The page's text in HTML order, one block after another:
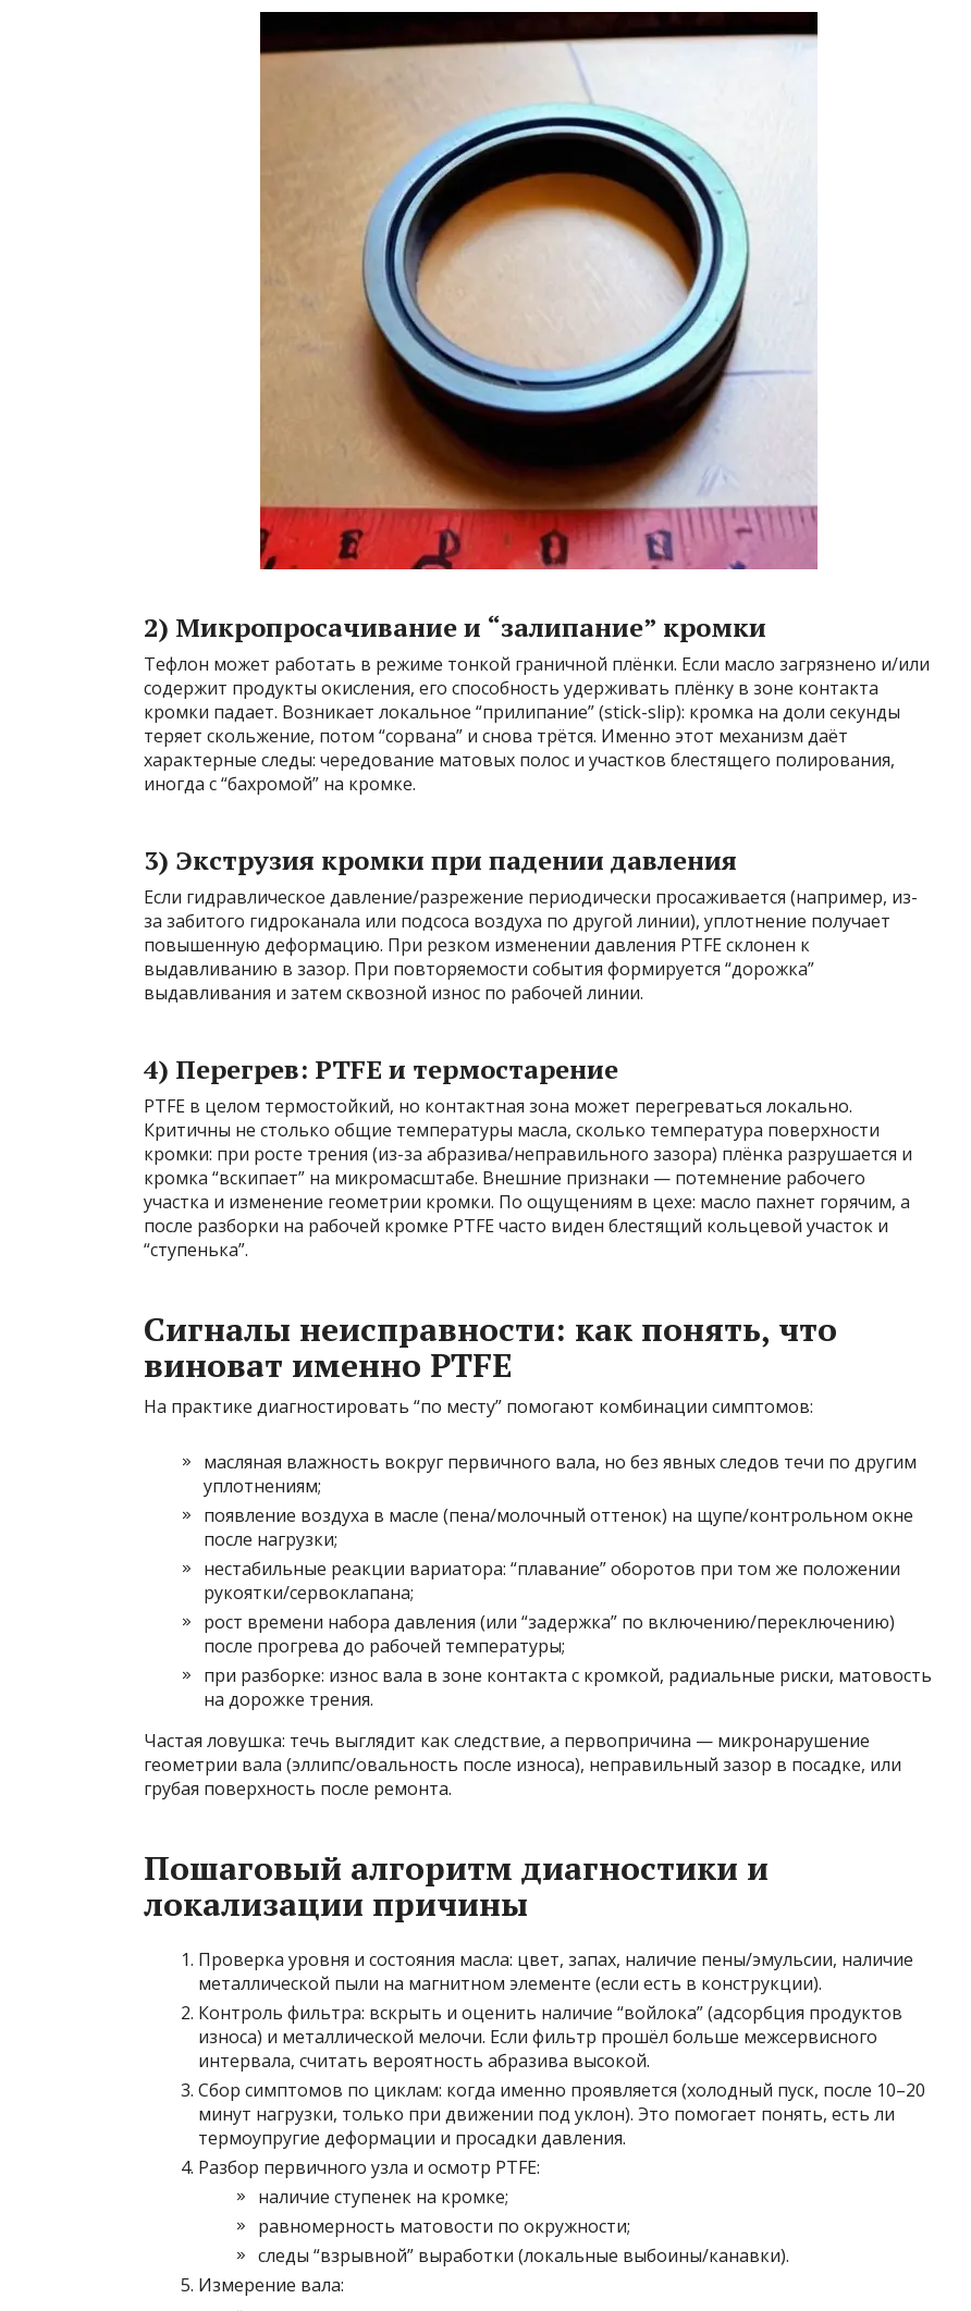
2) Микропросачивание и “залипание” кромки
Тефлон может работать в режиме тонкой граничной плёнки. Если масло загрязнено и/или
содержит продукты окисления, его способность удерживать плёнку в зоне контакта
кромки падает. Возникает локальное “прилипание” (stick-slip): кромка на доли секунды
теряет скольжение, потом “сорвана” и снова трётся. Именно этот механизм даёт
характерные следы: чередование матовых полос и участков блестящего полирования,
иногда с “бахромой” на кромке.
3) Экструзия кромки при падении давления
Если гидравлическое давление/разрежение периодически просаживается (например, из-
за забитого гидроканала или подсоса воздуха по другой линии), уплотнение получает
повышенную деформацию. При резком изменении давления PTFE склонен к
выдавливанию в зазор. При повторяемости события формируется “дорожка”
выдавливания и затем сквозной износ по рабочей линии.
4) Перегрев: PTFE и термостарение
PTFE в целом термостойкий, но контактная зона может перегреваться локально.
Критичны не столько общие температуры масла, сколько температура поверхности
кромки: при росте трения (из-за абразива/неправильного зазора) плёнка разрушается и
кромка “вскипает” на микромасштабе. Внешние признаки — потемнение рабочего
участка и изменение геометрии кромки. По ощущениям в цехе: масло пахнет горячим, а
после разборки на рабочей кромке PTFE часто виден блестящий кольцевой участок и
“ступенька”.
Сигналы неисправности: как понять, что
виноват именно PTFE
На практике диагностировать “по месту” помогают комбинации симптомов:
масляная влажность вокруг первичного вала, но без явных следов течи по другим
уплотнениям;
появление воздуха в масле (пена/молочный оттенок) на щупе/контрольном окне
после нагрузки;
нестабильные реакции вариатора: “плавание” оборотов при том же положении
рукоятки/сервоклапана;
рост времени набора давления (или “задержка” по включению/переключению)
после прогрева до рабочей температуры;
при разборке: износ вала в зоне контакта с кромкой, радиальные риски, матовость
на дорожке трения.
Частая ловушка: течь выглядит как следствие, а первопричина — микронарушение
геометрии вала (эллипс/овальность после износа), неправильный зазор в посадке, или
грубая поверхность после ремонта.
Пошаговый алгоритм диагностики и
локализации причины
Проверка уровня и состояния масла: цвет, запах, наличие пены/эмульсии, наличие
металлической пыли на магнитном элементе (если есть в конструкции).
Контроль фильтра: вскрыть и оценить наличие “войлока” (адсорбция продуктов
износа) и металлической мелочи. Если фильтр прошёл больше межсервисного
интервала, считать вероятность абразива высокой.
Сбор симптомов по циклам: когда именно проявляется (холодный пуск, после 10–20
минут нагрузки, только при движении под уклон). Это помогает понять, есть ли
термоупругие деформации и просадки давления.
Разбор первичного узла и осмотр PTFE:
наличие ступенек на кромке;
равномерность матовости по окружности;
следы “взрывной” выработки (локальные выбоины/канавки).
Измерение вала: